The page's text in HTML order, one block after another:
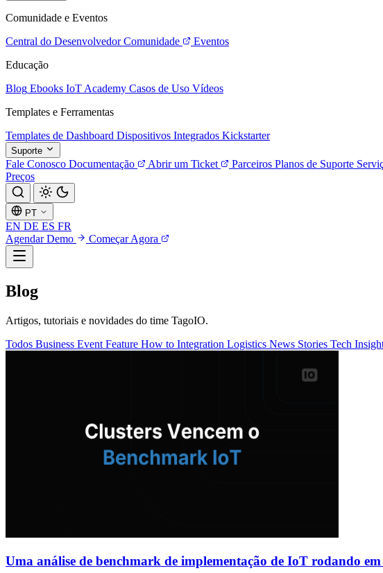
Comunidade e Eventos
Central do Desenvolvedor Comunidade
Eventos
Educação
Blog Ebooks IoT Academy Casos de Uso Vídeos
Templates e Ferramentas
Templates de Dashboard Dispositivos Integrados Kickstarter
Suporte
Fale Conosco Documentação Abrir um Ticket Parceiros Planos de Suporte
Preços
PT
EN DE ES FR
Agendar Demo
Começar Agora
Blog
Artigos, tutoriais e novidades do time TagoIO.
Todos Business Event Feature How to Integration Logistics News Stories Tech
Uma análise de benchmark de implementação de IoT rodando